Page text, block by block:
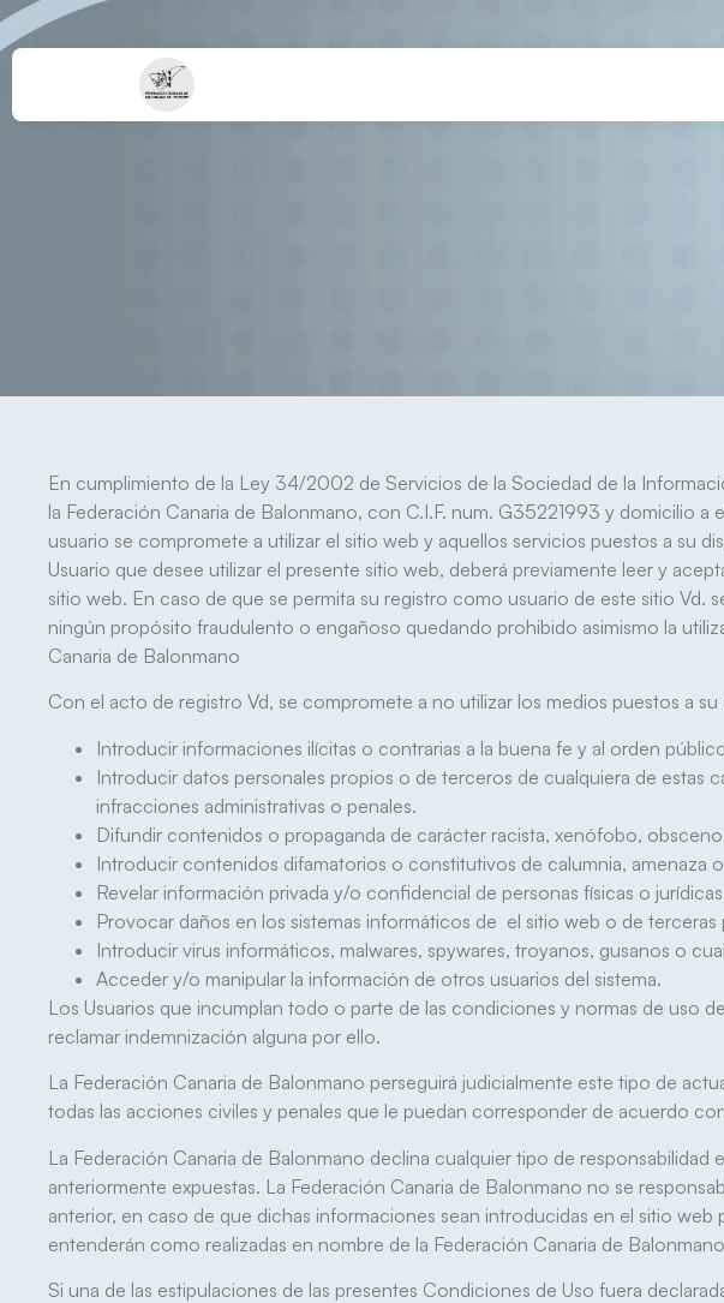
En cumplimiento de la Ley 34/2002 de Servicios de la Sociedad de la
la Federación Canaria de Balonmano, con C.I.F. num. G35221993 y domicilio
usuario se compromete a utilizar el sitio web y aquellos servicios puestos a su
Usuario que desee utilizar el presente sitio web, deberá previamente leer y
sitio web. En caso de que se permita su registro como usuario de este sitio
ningún propósito fraudulento o engañoso quedando prohibido asimismo la
Canaria de Balonmano
Con el acto de registro Vd, se compromete a no utilizar los medios puestos a
Introducir informaciones ilícitas o contrarias a la buena fe y al orden
Introducir datos personales propios o de terceros de cualquiera de estas
infracciones administrativas o penales.
Difundir contenidos o propaganda de carácter racista, xenófobo,
Introducir contenidos difamatorios o constitutivos de calumnia, amenaza
Revelar información privada y/o confidencial de personas físicas o
Provocar daños en los sistemas informáticos de el sitio web o de terceras
Introducir virus informáticos, malwares, spywares, troyanos, gusanos o
Acceder y/o manipular la información de otros usuarios del sistema.
Los Usuarios que incumplan todo o parte de las condiciones y normas de uso
reclamar indemnización alguna por ello.
La Federación Canaria de Balonmano perseguirá judicialmente este tipo de
todas las acciones civiles y penales que le puedan corresponder de acuerdo
La Federación Canaria de Balonmano declina cualquier tipo de
anteriormente expuestas. La Federación Canaria de Balonmano no se
anterior, en caso de que dichas informaciones sean introducidas en el sitio
entenderán como realizadas en nombre de la Federación Canaria de Balonmano
Si una de las estipulaciones de las presentes Condiciones de Uso fuera